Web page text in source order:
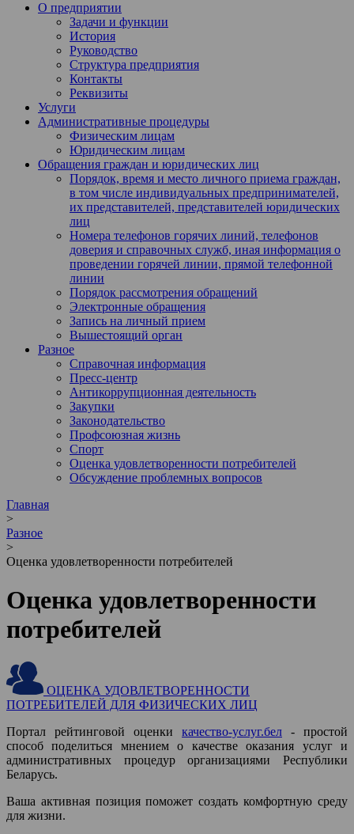
О предприятии
Задачи и функции
История
Руководство
Структура предприятия
Контакты
Реквизиты
Услуги
Административные процедуры
Физическим лицам
Юридическим лицам
Обращения граждан и юридических лиц
Порядок, время и место личного приема граждан,
в том числе индивидуальных предпринимателей,
их представителей, представителей юридических
лиц
Номера телефонов горячих линий, телефонов
доверия и справочных служб, иная информация о
проведении горячей линии, прямой телефонной
линии
Порядок рассмотрения обращений
Электронные обращения
Запись на личный прием
Вышестоящий орган
Разное
Справочная информация
Пресс-центр
Антикоррупционная деятельность
Закупки
Законодательство
Профсоюзная жизнь
Спорт
Оценка удовлетворенности потребителей
Обсуждение проблемных вопросов
Главная
>
Разное
>
Оценка удовлетворенности потребителей
Оценка удовлетворенности
потребителей
ОЦЕНКА УДОВЛЕТВОРЕННОСТИ
ПОТРЕБИТЕЛЕЙ ДЛЯ ФИЗИЧЕСКИХ ЛИЦ
Портал рейтинговой оценки качество-услуг.бел - простой
способ поделиться мнением о качестве оказания услуг и
административных процедур организациями Республики
Беларусь.
Ваша активная позиция поможет создать комфортную среду
для жизни.